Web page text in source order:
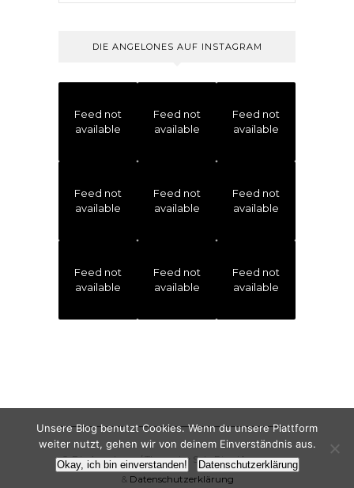
DIE ANGELONES AUF INSTAGRAM
Feed not
available
Feed not
available
Feed not
available
Feed not
available
Feed not
available
Feed not
available
Feed not
available
Feed not
available
Feed not
available
© Die Angelones / Theme by Solo Pine |Impressum
& Datenschutzerklärung
Unsere Blog benutzt Cookies. Wenn du unsere Plattform
weiter nutzt, gehen wir von deinem Einverständnis aus.
Okay, ich bin einverstanden! Datenschutzerklärung